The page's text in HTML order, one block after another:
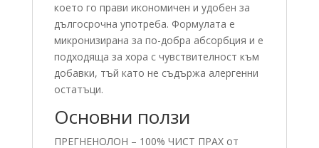
което го прави икономичен и удобен за
дългосрочна употреба. Формулата е
микронизирана за по-добра абсорбция и е
подходяща за хора с чувствителност към
добавки, тъй като не съдържа алергенни
остатъци.
Основни ползи
ПРЕГНЕНОЛОН – 100% ЧИСТ ПРАХ от